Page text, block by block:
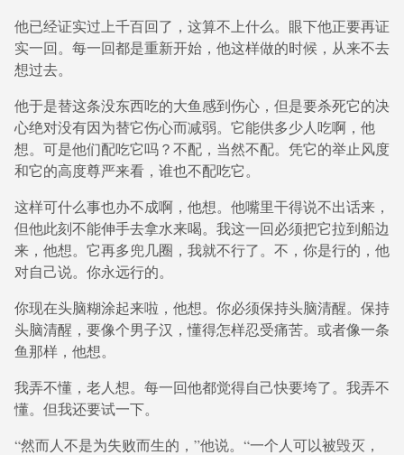
他已经证实过上千百回了，这算不上什么。眼下他正要再证
实一回。每一回都是重新开始，他这样做的时候，从来不去
想过去。
他于是替这条没东西吃的大鱼感到伤心，但是要杀死它的决
心绝对没有因为替它伤心而减弱。它能供多少人吃啊，他
想。可是他们配吃它吗？不配，当然不配。凭它的举止风度
和它的高度尊严来看，谁也不配吃它。
这样可什么事也办不成啊，他想。他嘴里干得说不出话来，
但他此刻不能伸手去拿水来喝。我这一回必须把它拉到船边
来，他想。它再多兜几圈，我就不行了。不，你是行的，他
对自己说。你永远行的。
你现在头脑糊涂起来啦，他想。你必须保持头脑清醒。保持
头脑清醒，要像个男子汉，懂得怎样忍受痛苦。或者像一条
鱼那样，他想。
我弄不懂，老人想。每一回他都觉得自己快要垮了。我弄不
懂。但我还要试一下。
“然而人不是为失败而生的，”他说。“一个人可以被毁灭，